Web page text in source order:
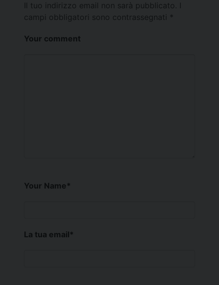
Il tuo indirizzo email non sarà pubblicato.
campi obbligatori sono contrassegnati *
Your comment
Your Name*
La tua email*